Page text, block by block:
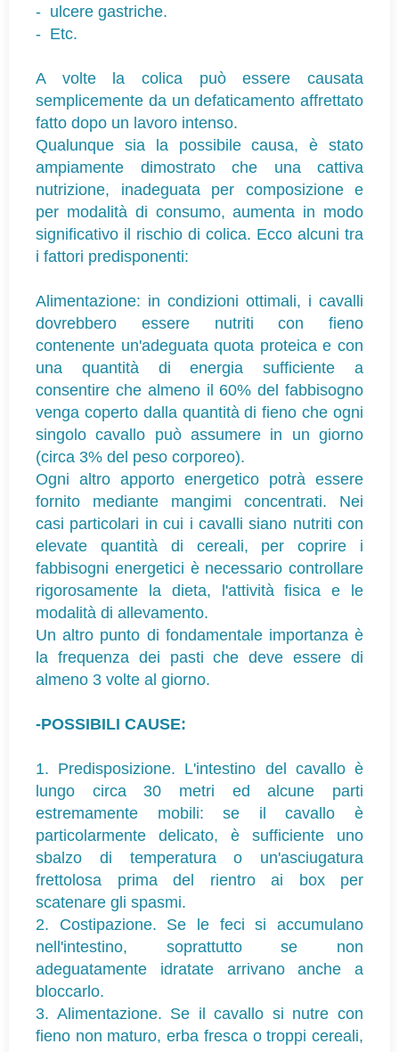
- ulcere gastriche.
- Etc.
A volte la colica può essere causata
semplicemente da un defaticamento affrettato
fatto dopo un lavoro intenso.
Qualunque sia la possibile causa, è stato
ampiamente dimostrato che una cattiva
nutrizione, inadeguata per composizione e
per modalità di consumo, aumenta in modo
significativo il rischio di colica. Ecco alcuni tra
i fattori predisponenti:
Alimentazione: in condizioni ottimali, i cavalli
dovrebbero essere nutriti con fieno
contenente un'adeguata quota proteica e con
una quantità di energia sufficiente a
consentire che almeno il 60% del fabbisogno
venga coperto dalla quantità di fieno che ogni
singolo cavallo può assumere in un giorno
(circa 3% del peso corporeo).
Ogni altro apporto energetico potrà essere
fornito mediante mangimi concentrati. Nei
casi particolari in cui i cavalli siano nutriti con
elevate quantità di cereali, per coprire i
fabbisogni energetici è necessario controllare
rigorosamente la dieta, l'attività fisica e le
modalità di allevamento.
Un altro punto di fondamentale importanza è
la frequenza dei pasti che deve essere di
almeno 3 volte al giorno.
-POSSIBILI CAUSE:
1. Predisposizione. L'intestino del cavallo è
lungo circa 30 metri ed alcune parti
estremamente mobili: se il cavallo è
particolarmente delicato, è sufficiente uno
sbalzo di temperatura o un'asciugatura
frettolosa prima del rientro ai box per
scatenare gli spasmi.
2. Costipazione. Se le feci si accumulano
nell'intestino, soprattutto se non
adeguatamente idratate arrivano anche a
bloccarlo.
3. Alimentazione. Se il cavallo si nutre con
fieno non maturo, erba fresca o troppi cereali,